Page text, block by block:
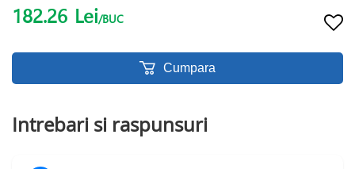
182.26 Lei/BUC
Cumpara
Intrebari si raspunsuri